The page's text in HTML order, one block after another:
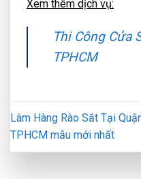
Xem thêm dịch vụ:
Thi Công Cửa
TPHCM
Làm Hàng Rào Sắt Tại
TPHCM mẫu mới nhất